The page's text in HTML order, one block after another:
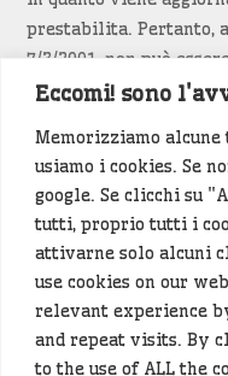
Eccomi! sono
Memorizziamo
usiamo i cookies. Se
google. Se clicchi su
tutti, proprio tutti i
attivarne solo alcuni
use cookies on our
relevant experience
and repeat visits. By
to the use of ALL the
prestabilita. Pertanto,
7/3/2001, non può
editoriale.
Siamo attenti a non
d’immagine. Se un
richiederne la
messaggio).
Alcuni articoli sono
l'intelligenza
provenienti da fonti